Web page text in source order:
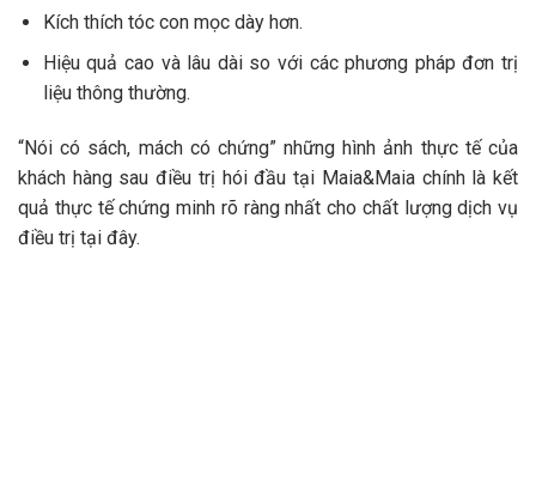
Kích thích tóc con mọc dày hơn.
Hiệu quả cao và lâu dài so với các phương pháp đơn trị
liệu thông thường.
“Nói có sách, mách có chứng” những hình ảnh thực tế của
khách hàng sau điều trị hói đầu tại Maia&Maia chính là kết
quả thực tế chứng minh rõ ràng nhất cho chất lượng dịch vụ
điều trị tại đây.